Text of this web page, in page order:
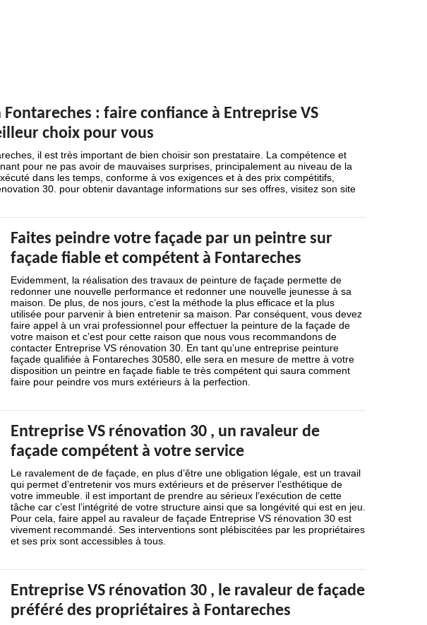
Fontareches : faire confiance à Entreprise VS
choix pour vous
il est très important de bien choisir son prestataire. La compétence et
pour ne pas avoir de mauvaises surprises, principalement au niveau de la
dans les temps, conforme à vos exigences et à des prix compétitifs,
30. pour obtenir davantage informations sur ses offres, visitez son site
Faites peindre votre façade par un peintre sur
façade fiable et compétent à Fontareches
Evidemment, la réalisation des travaux de peinture de façade permette de
redonner une nouvelle performance et redonner une nouvelle jeunesse à sa
maison. De plus, de nos jours, c’est la méthode la plus efficace et la plus
utilisée pour parvenir à bien entretenir sa maison. Par conséquent, vous devez
faire appel à un vrai professionnel pour effectuer la peinture de la façade de
votre maison et c’est pour cette raison que nous vous recommandons de
contacter Entreprise VS rénovation 30. En tant qu’une entreprise peinture
façade qualifiée à Fontareches 30580, elle sera en mesure de mettre à votre
disposition un peintre en façade fiable te très compétent qui saura comment
faire pour peindre vos murs extérieurs à la perfection.
Entreprise VS rénovation 30 , un ravaleur de
façade compétent à votre service
Le ravalement de de façade, en plus d’être une obligation légale, est un travail
qui permet d’entretenir vos murs extérieurs et de préserver l’esthétique de
votre immeuble. il est important de prendre au sérieux l’exécution de cette
tâche car c’est l’intégrité de votre structure ainsi que sa longévité qui est en jeu.
Pour cela, faire appel au ravaleur de façade Entreprise VS rénovation 30 est
vivement recommandé. Ses interventions sont plébiscitées par les propriétaires
et ses prix sont accessibles à tous.
Entreprise VS rénovation 30 , le ravaleur de façade
préféré des propriétaires à Fontareches